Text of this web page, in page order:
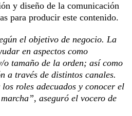
y diseño de la comunicación
para producir este contenido.
el objetivo de negocio. La
en aspectos como
o tamaño de la orden; así como
a través de distintos canales.
roles adecuados y conocer el
aseguró el vocero de